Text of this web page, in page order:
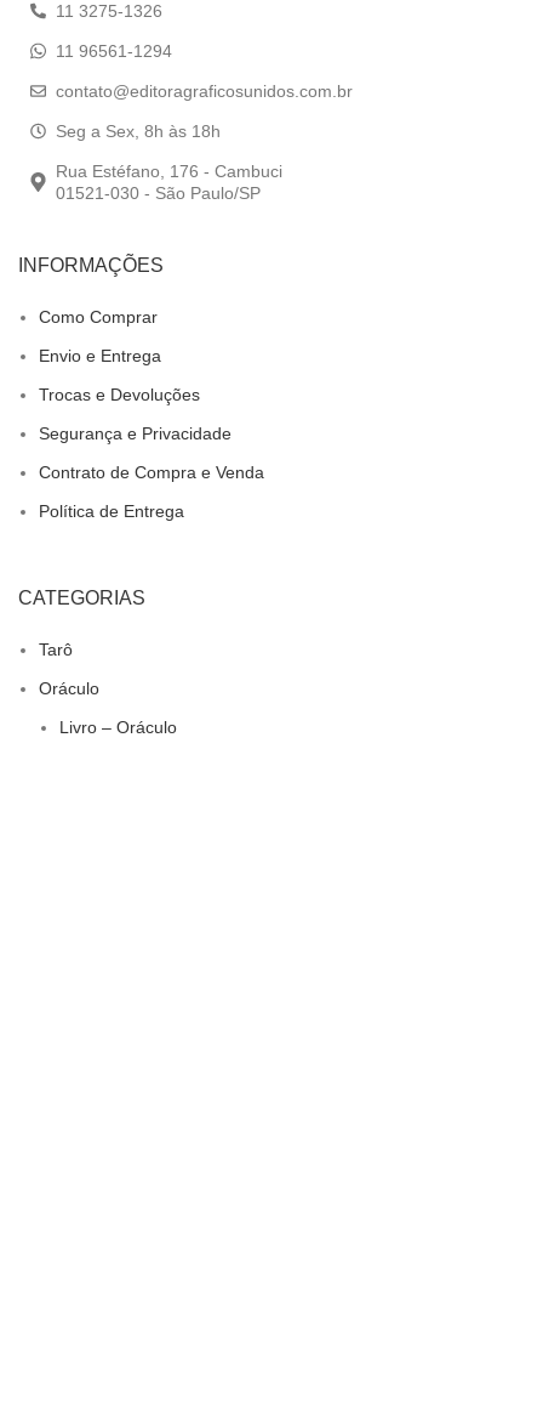
11 3275-1326
11 96561-1294
contato@editoragraficosunidos.com.br
Seg a Sex, 8h às 18h
Rua Estéfano, 176 - Cambuci
01521-030 - São Paulo/SP
INFORMAÇÕES
Como Comprar
Envio e Entrega
Trocas e Devoluções
Segurança e Privacidade
Contrato de Compra e Venda
Política de Entrega
CATEGORIAS
Tarô
Oráculo
Livro – Oráculo